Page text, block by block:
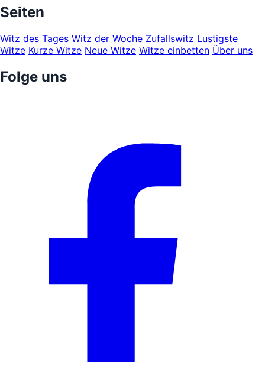
Seiten
Witz des Tages Witz der Woche Zufallswitz Lustigste
Witze Kurze Witze Neue Witze Witze einbetten Über uns
Folge uns